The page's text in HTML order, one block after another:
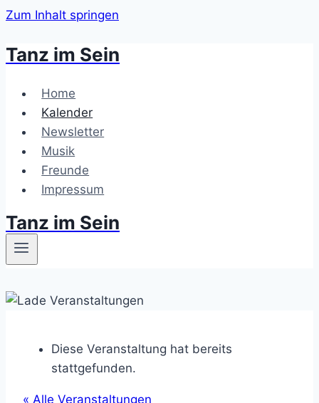
Zum Inhalt springen
Tanz im Sein
Home
Kalender
Newsletter
Musik
Freunde
Impressum
Tanz im Sein
Diese Veranstaltung hat bereits
stattgefunden.
« Alle Veranstaltungen